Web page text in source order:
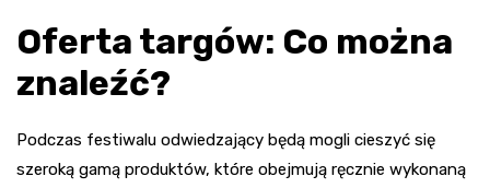
Oferta targów: Co można
znaleźć?
Podczas festiwalu odwiedzający będą mogli cieszyć się
szeroką gamą produktów, które obejmują ręcznie wykonaną